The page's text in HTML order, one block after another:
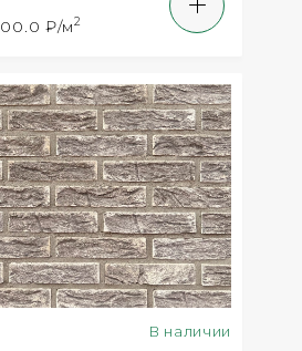
₽/м2
В наличии